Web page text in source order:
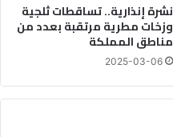
نشرة إنذارية.. تساقطات ثلجية
وزخات مطرية مرتقبة بعدد من
مناطق المملكة
2025-03-06